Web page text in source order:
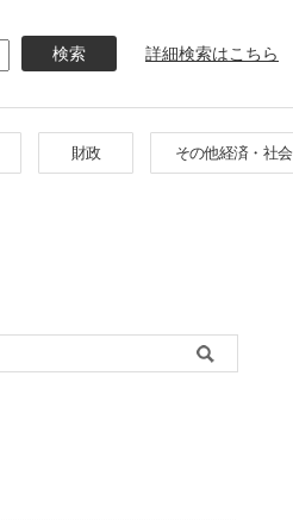
詳細検索はこちら
財政 その他経済・社会